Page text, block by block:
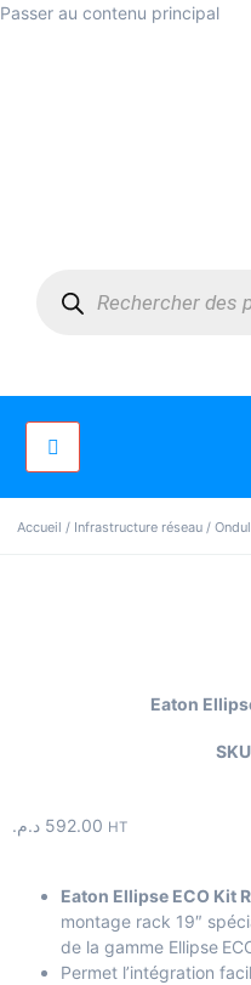
Passer au contenu principal
Accueil / Infrastructure réseau /
Eaton
592.00 د.م. HT
Eaton Ellipse ECO Kit
montage rack 19″
de la gamme Ellipse
Permet l’intégration